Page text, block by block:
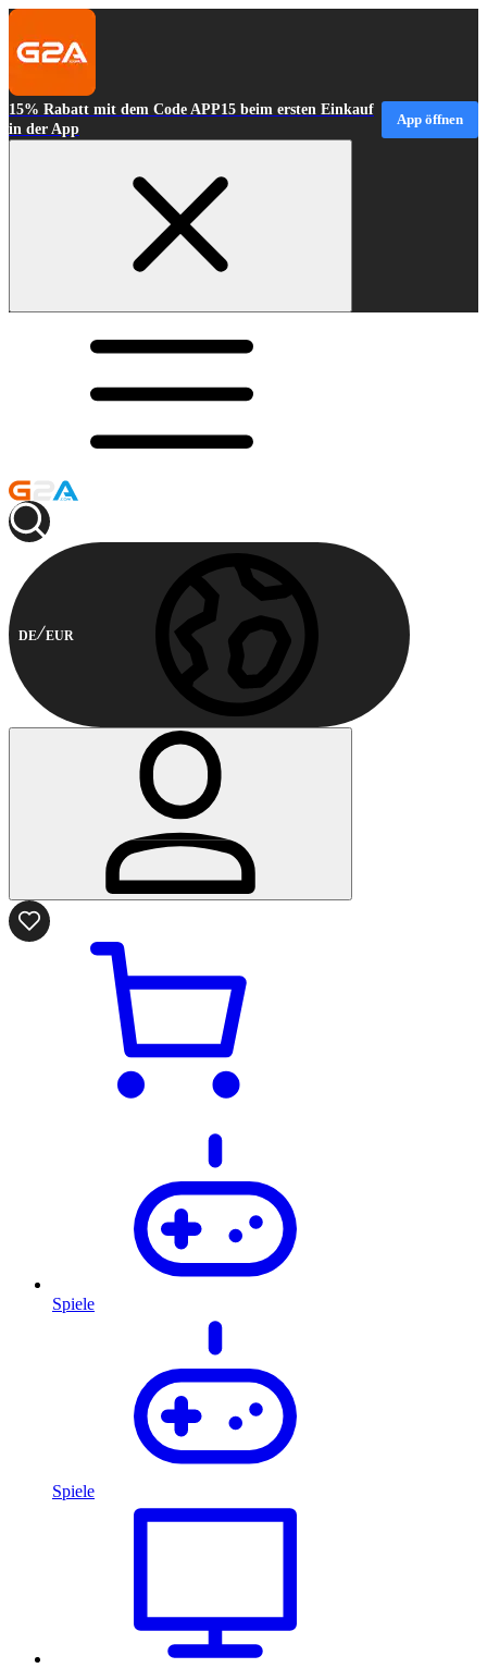
15% Rabatt mit dem Code APP15 beim ersten Einkauf
in der App
App öffnen
DE EUR
Spiele
Spiele